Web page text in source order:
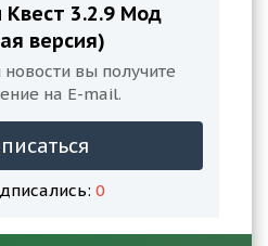
Квест 3.2.9 Мод
версия)
вы получите
на E-mail.
0